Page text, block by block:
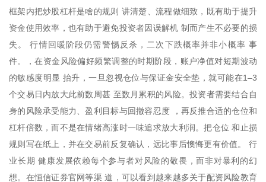
框架内把炒股杠杆是啥的规则 讲清楚、流程做细致，既有助于提升
资金使用效率，也有助于避免投资者因误解机 制而产生不必要的损
失。 行情回暖阶段仍需警惕反杀，二次下跌概率并非小概率 事
件。，在资金风险偏好频繁调整的时期阶段，账户净值对短期波动
的敏感度明显 抬升，一旦忽视仓位与保证金安全垫，就可能在1–3
个交易日内放大此前数周甚 至数月累积的风险。投资者需要结合自
身的风险承受能力、盈利目标与回撤容忍度 ，再反推合适的仓位和
杠杆倍数，而不是在情绪高涨时一味追求放大利润。把仓位 和止损
规则写在纸上，并在交易前反复确认，远比事后懊悔更有价值。 行
业长期 健康发展依赖每个参与者对风险的敬畏，而非对暴利的幻
想。在恒信证券官网等渠 道，可以看到越来越多关于配资风险教育